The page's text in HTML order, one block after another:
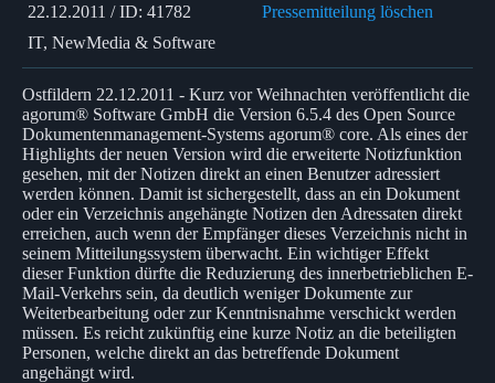
22.12.2011 / ID: 41782
Pressemitteilung löschen
IT, NewMedia & Software
Ostfildern 22.12.2011 - Kurz vor Weihnachten veröffentlicht die
agorum® Software GmbH die Version 6.5.4 des Open Source
Dokumentenmanagement-Systems agorum® core. Als eines der
Highlights der neuen Version wird die erweiterte Notizfunktion
gesehen, mit der Notizen direkt an einen Benutzer adressiert
werden können. Damit ist sichergestellt, dass an ein Dokument
oder ein Verzeichnis angehängte Notizen den Adressaten direkt
erreichen, auch wenn der Empfänger dieses Verzeichnis nicht in
seinem Mitteilungssystem überwacht. Ein wichtiger Effekt
dieser Funktion dürfte die Reduzierung des innerbetrieblichen E-
Mail-Verkehrs sein, da deutlich weniger Dokumente zur
Weiterbearbeitung oder zur Kenntnisnahme verschickt werden
müssen. Es reicht zukünftig eine kurze Notiz an die beteiligten
Personen, welche direkt an das betreffende Dokument
angehängt wird.